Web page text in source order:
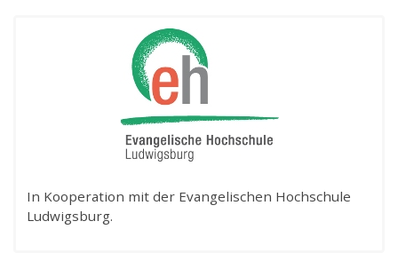
In Kooperation mit der Evangelischen Hochschule
Ludwigsburg.